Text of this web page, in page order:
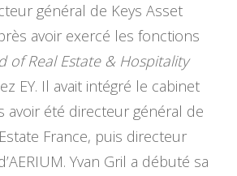
général de Keys Asset
avoir exercé les fonctions
of Real Estate & Hospitality
EY. Il avait intégré le cabinet
avoir été directeur général de
France, puis directeur
Yvan Gril a débuté sa